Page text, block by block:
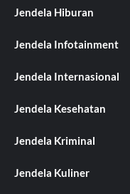
Jendela Hiburan
Jendela Infotainment
Jendela Internasional
Jendela Kesehatan
Jendela Kriminal
Jendela Kuliner